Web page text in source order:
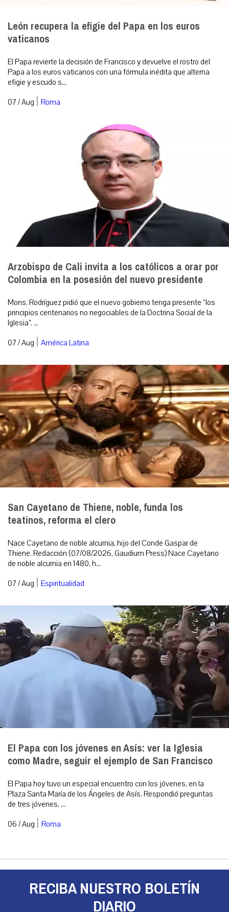
León recupera la efigie del Papa en los euros
vaticanos
El Papa revierte la decisión de Francisco y devuelve el rostro del
Papa a los euros vaticanos con una fórmula inédita que alterna
efigie y escudo s...
07 / Aug | Roma
Arzobispo de Cali invita a los católicos a orar por
Colombia en la posesión del nuevo presidente
Mons. Rodríguez pidió que el nuevo gobierno tenga presente “los
principios centenarios no negociables de la Doctrina Social de la
Iglesia”. ...
07 / Aug | América Latina
San Cayetano de Thiene, noble, funda los
teatinos, reforma el clero
Nace Cayetano de noble alcurnia, hijo del Conde Gaspar de
Thiene. Redacción (07/08/2026, Gaudium Press) Nace Cayetano
de noble alcurnia en 1480, h...
07 / Aug | Espiritualidad
El Papa con los jóvenes en Asís: ver la Iglesia
como Madre, seguir el ejemplo de San Francisco
El Papa hoy tuvo un especial encuentro con los jóvenes, en la
Plaza Santa María de los Ángeles de Asís. Respondió preguntas
de tres jóvenes. ...
06 / Aug | Roma
RECIBA NUESTRO BOLETÍN